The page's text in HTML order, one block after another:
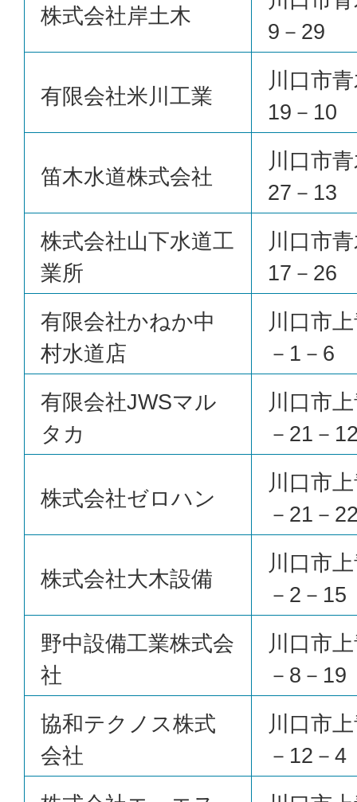
株式会社岸土木
9－29
有限会社米川工業
川口市
19－10
笛木水道株式会社
川口市
27－13
株式会社山下水道工
業所
川口市
17－26
有限会社かねか中
村水道店
川口市
－1－6
有限会社JWSマル
タカ
川口市
－21－
株式会社ゼロハン
川口市
－21－
株式会社大木設備
川口市
－2－15
野中設備工業株式会
社
川口市
－8－19
協和テクノス株式
会社
川口市
－12－4